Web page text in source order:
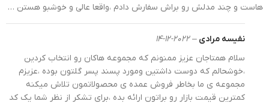
فروشنده درباره ماندگاری و پخش بوی ادکلن است. ادکلن
کودک به علت آنکه الکل بسیار کمتری به نسبت ادکلن
بزرگسالان دارد، دارای پخش بوی کمتر اما ماندگاری بیشتری
است. همان طور که می‌دانید الکل به سرعت بخار می‌شود و
به پخش بوی عطر در فضا کمک می‌کند اما در ادکلن کودک
خوشبویی و سلامت اهمیت بیشتری دارد و اتفاقا ادکلنهایی
که پراکندگی کمتر و ماندگاری متوسطی دارند معتبرتر هستند.
هاست و چند مدلش رو براش سفارش دادم ،واقعا عالی و خوشبو هستن …
نفیسه مرادی –
2022-12-14
سلام همتاجان عزیز ممنونم که مجموعه هاکان رو انتخاب کردین
،خوشحالم که دوست داشتین ومورد پسند پسر گلتون بوده ،عزیزم
مجموعه ی ما بخاطر فروش عمده ی محصولاتمون تلاش میکنه
کمترین قیمت بازار رو براتون ارائه بده ،برای تشکر از نظر شما یک کد